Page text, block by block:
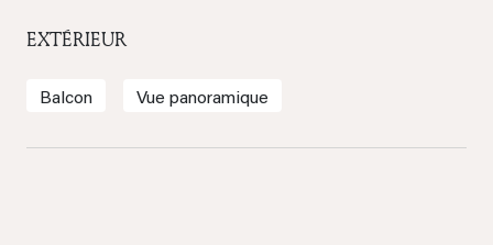
EXTÉRIEUR
Balcon Vue panoramique